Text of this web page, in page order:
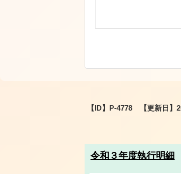
【ID】 P-4778 【更新日】
令和３年度執行明細